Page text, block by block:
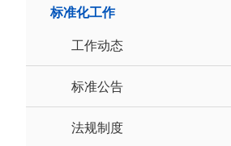
标准化工作
工作动态
标准公告
法规制度